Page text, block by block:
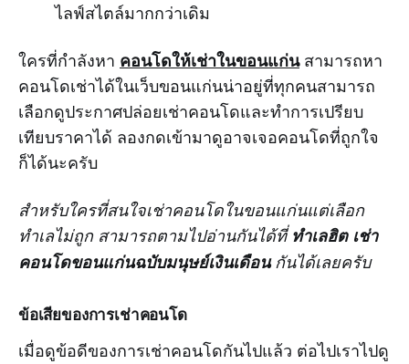
ไลฟ์สไตล์มากกว่าเดิม
ใครที่กำลังหา คอนโดให้เช่าในขอนแก่นสามารถหา
คอนโดเช่าได้ในเว็บขอนแก่นน่าอยู่ที่ทุกคนสามารถ
เลือกดูประกาศปล่อยเช่าคอนโดและทำการเปรียบ
เทียบราคาได้ ลองกดเข้ามาดูอาจเจอคอนโดที่ถูกใจ
ก็ได้นะครับ
สำหรับใครที่สนใจเช่าคอนโดในขอนแก่นแต่เลือก
ทำเลไม่ถูก สามารถตามไปอ่านกันได้ที่ ทำเลฮิต เช่า
คอนโดขอนแก่นฉบับมนุษย์เงินเดือนกันได้เลยครับ
ข้อเสียของการเช่าคอนโด
เมื่อดูข้อดีของการเช่าคอนโดกันไปแล้ว ต่อไปเราไปดู